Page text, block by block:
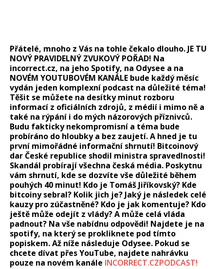
Přátelé, mnoho z Vás na tohle čekalo dlouho. JE TU
NOVÝ PRAVIDELNÝ ZVUKOVÝ POŘAD! Na
incorrect.cz, na jeho Spotify, na Odysee a na
NOVÉM YOUTUBOVÉM KANÁLE bude každý měsíc
vydán jeden komplexní podcast na důležité téma!
Těšit se můžete na desítky minut rozboru
informací z oficiálních zdrojů, z médií i mimo ně a
také na rýpání i do mých názorových příznivců.
Budu fakticky nekompromisní a téma bude
probíráno do hloubky a bez zaujetí. A hned je tu
první mimořádné informační shrnutí! Bitcoinový
dar České republice shodil ministra spravedlnosti!
Skandál probírají všechna česká média. Poskytnu
vám shrnutí, kde se dozvíte vše důležité během
pouhých 40 minut! Kdo je Tomáš Jiříkovský? Kde
bitcoiny sebral? Kolik jich je? Jaký je následek celé
kauzy pro zúčastněné? Kdo je jak komentuje? Kdo
ještě může odejít z vlády? A může celá vláda
padnout? Na vše nabídnu odpovědi! Najdete je na
spotify, na který se prokliknete pod tímto
popiskem. Až níže následuje Odysee. Pokud se
chcete dívat přes YouTube, najdete nahrávku
pouze na novém kanále INCORRECT.CZPODCAST!